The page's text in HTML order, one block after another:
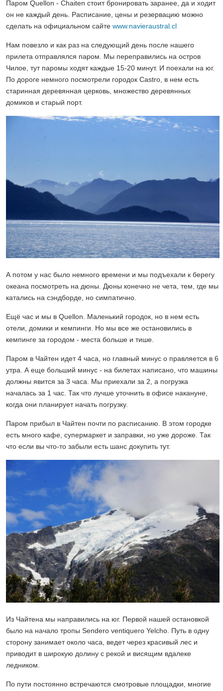
Паром Quellon - Chaiten стоит бронировать заранее, да и ходит
он не каждый день. Расписание, цены и резервацию можно
сделать на официальном сайте www.navieraustral.cl
Нам повезло и как раз на следующий день после нашего
прилета отправлялся паром. Мы переправились на остров
Чилое, тут паромы ходят каждые 15-20 минут. И поехали на юг.
По дороге немного посмотрели городок Castro, в нем есть
старинная деревянная церковь, множество деревянных
домиков и старый порт.
А потом у нас было немного времени и мы подъехали к берегу
океана посмотреть на дюны. Дюны конечно не чета, тем, где мы
катались на сэндборде, но симпатично.
Ещё час и мы в Quellon. Маленький городок, но в нем есть
отели, домики и кемпинги. Но мы все же остановились в
кемпинге за городом - места больше и тише.
Паром в Чайтен идет 4 часа, но главный минус о правляется в 6
утра. А еще больший минус - на билетах написано, что машины
должны явится за 3 часа. Мы приехали за 2, а погрузка
началась за 1 час. Так что лучше уточнить в офисе накануне,
когда они планирует начать погрузку.
Паром прибыл в Чайтен почти по расписанию. В этом городке
есть много кафе, супермаркет и заправки, но уже дороже. Так
что если вы что-то забыли есть шанс докупить тут.
Из Чайтена мы направились на юг. Первой нашей остановкой
было на начало тропы Sendero ventiquero Yelcho. Путь в одну
сторону занимает около часа, ведет через красивый лес и
приводит в широкую долину с рекой и висящим вдалеке
ледником.
По пути постоянно встречаются смотровые площадки, многие